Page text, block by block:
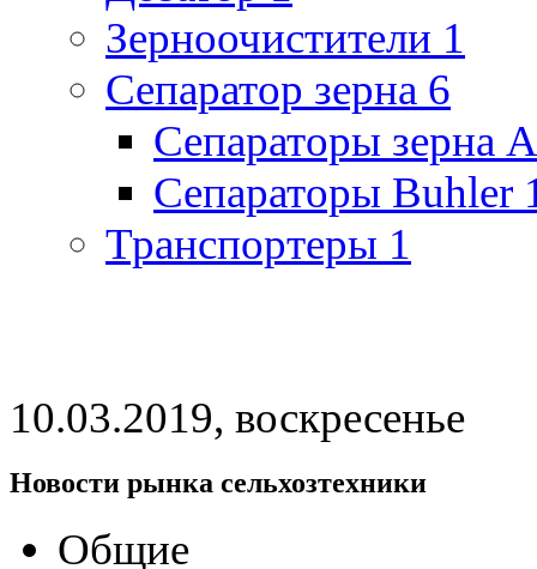
Зерноочистители 1
Сепаратор зерна 6
Сепараторы зерна
Сепараторы Buhler
Транспортеры 1
10.03.2019, воскресенье
Новости рынка сельхозтехники
Общие